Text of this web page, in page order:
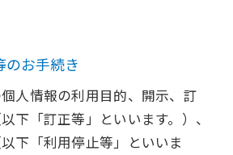
のお手続き
人情報の利用目的、開示、訂
下「訂正等」といいます。）、
下「利用停止等」といいま